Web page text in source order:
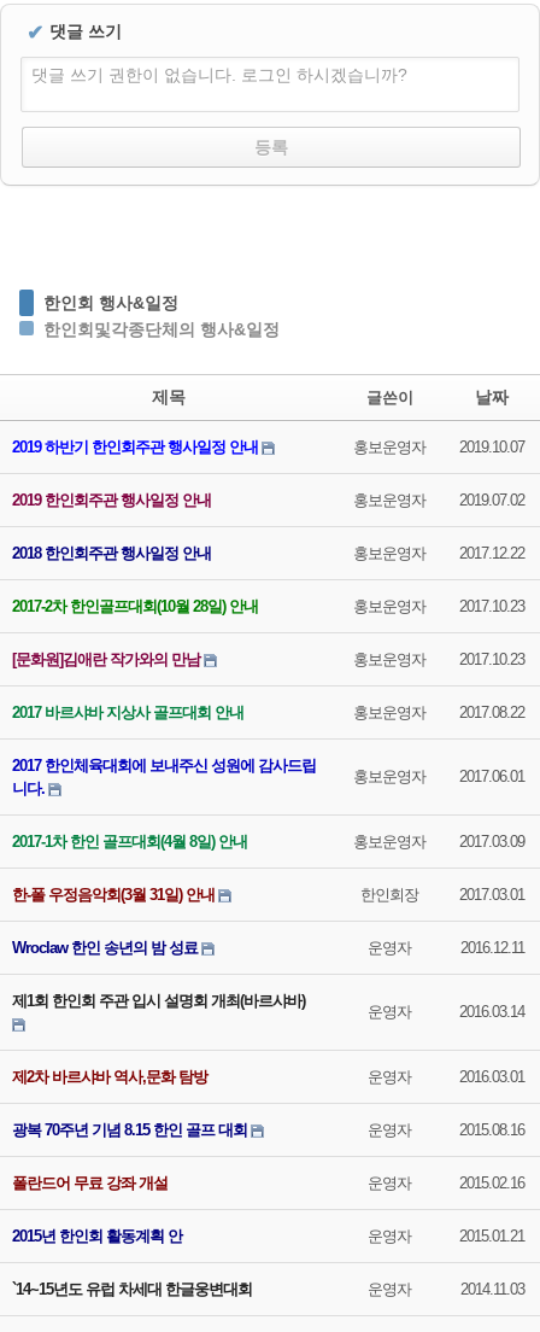
✔ 댓글 쓰기
댓글 쓰기 권한이 없습니다. 로그인 하시겠습니까?
한인회 행사&일정
한인회및각종단체의 행사&일정
제목 글쓴이 날짜
2019 하반기 한인회주관 행사일정 안내 홍보운영자 2019.10.07
2019 한인회주관 행사일정 안내 홍보운영자 2019.07.02
2018 한인회주관 행사일정 안내 홍보운영자 2017.12.22
2017-2차 한인골프대회(10월 28일) 안내 홍보운영자 2017.10.23
[문화원]김애란 작가와의 만남 홍보운영자 2017.10.23
2017 바르샤바 지상사 골프대회 안내 홍보운영자 2017.08.22
2017 한인체육대회에 보내주신 성원에 감사드립
니다.
홍보운영자 2017.06.01
2017-1차 한인 골프대회(4월 8일) 안내 홍보운영자 2017.03.09
한-폴 우정음악회(3월 31일) 안내 한인회장 2017.03.01
Wroclaw 한인 송년의 밤 성료 운영자 2016.12.11
제1회 한인회 주관 입시 설명회 개최(바르샤바)
운영자 2016.03.14
제2차 바르샤바 역사,문화 탐방 운영자 2016.03.01
광복 70주년 기념 8.15 한인 골프 대회 운영자 2015.08.16
폴란드어 무료 강좌 개설 운영자 2015.02.16
2015년 한인회 활동계획 안 운영자 2015.01.21
`14~15년도 유럽 차세대 한글웅변대회 운영자 2014.11.03